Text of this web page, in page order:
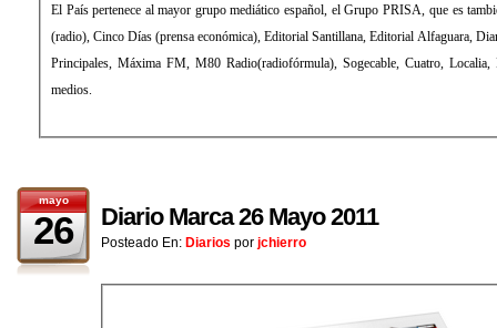
El País pertenece al mayor grupo mediático español, el Grupo PRISA, que es también propietario de la Cadena SER
(radio), Cinco Días (prensa económica), Editorial Santillana, Editorial Alfaguara, Diario As (prensa deportiva), Los 40
Principales, Máxima FM, M80 Radio(radiofórmula), Sogecable, Cuatro, Localia, Digital+ (televisión), entre otros
medios.
mayo
26 Diario Marca 26 Mayo 2011
Posteado En: Diarios por jchierro